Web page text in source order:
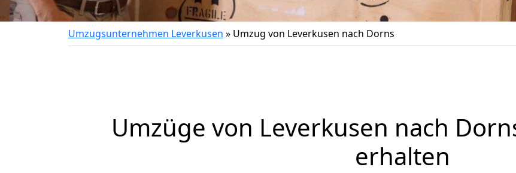
Umzugsunternehmen Leverkusen » Umzug von Leverkusen nach Dorns
Umzüge von Leverkusen nach
erhalten